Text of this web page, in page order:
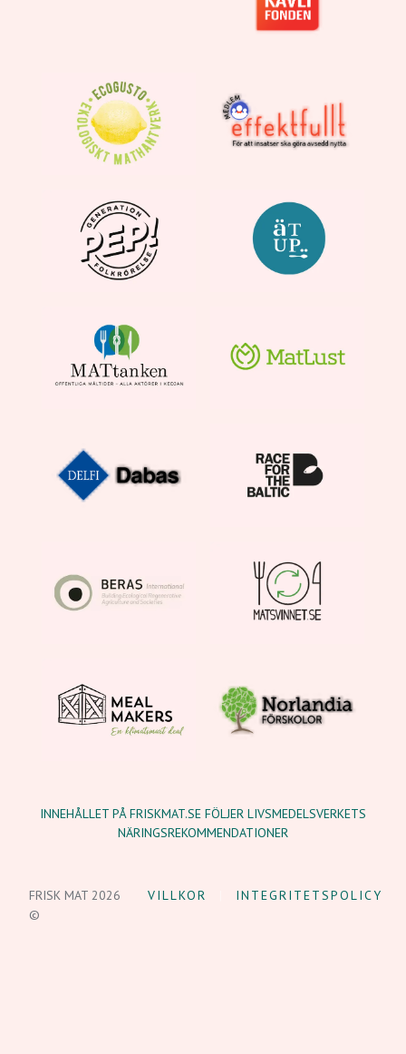
INNEHÅLLET PÅ FRISKMAT.SE FÖLJER LIVSMEDELSVERKETS
NÄRINGSREKOMMENDATIONER
FRISK MAT 2026
©
VILLKOR INTEGRITETSPOLICY